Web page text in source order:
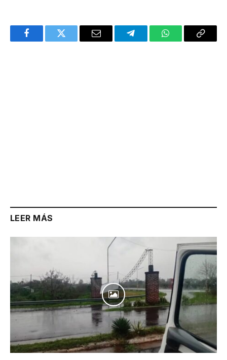
FacebookTwitter Email TelegramWhatsAppCopy
LEER MÁS